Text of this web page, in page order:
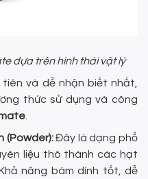
dựa trên hình thái vật lý
và dễ nhận biết nhất,
thức sử dụng và công
(Powder):Đây là dạng phổ
liệu thô thành các hạt
năng bám dính tốt, dễ